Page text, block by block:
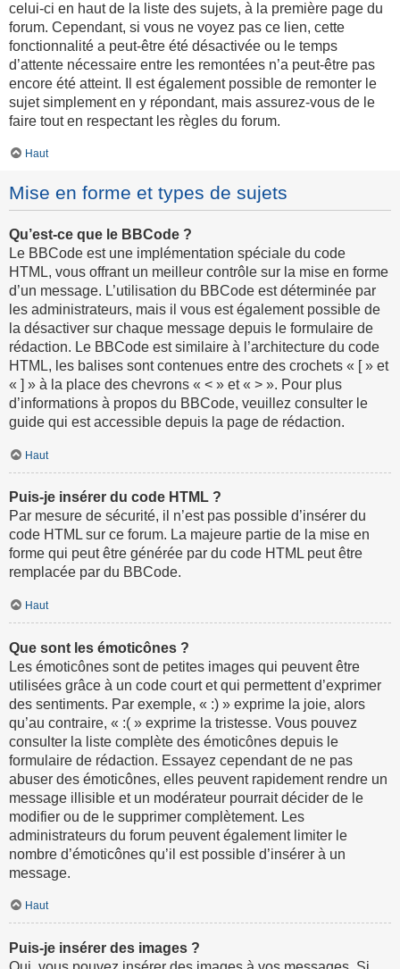
celui-ci en haut de la liste des sujets, à la première page du
forum. Cependant, si vous ne voyez pas ce lien, cette
fonctionnalité a peut-être été désactivée ou le temps
d’attente nécessaire entre les remontées n’a peut-être pas
encore été atteint. Il est également possible de remonter le
sujet simplement en y répondant, mais assurez-vous de le
faire tout en respectant les règles du forum.
Haut
Mise en forme et types de sujets
Qu’est-ce que le BBCode ?
Le BBCode est une implémentation spéciale du code
HTML, vous offrant un meilleur contrôle sur la mise en forme
d’un message. L’utilisation du BBCode est déterminée par
les administrateurs, mais il vous est également possible de
la désactiver sur chaque message depuis le formulaire de
rédaction. Le BBCode est similaire à l’architecture du code
HTML, les balises sont contenues entre des crochets « [ » et
« ] » à la place des chevrons « < » et « > ». Pour plus
d’informations à propos du BBCode, veuillez consulter le
guide qui est accessible depuis la page de rédaction.
Haut
Puis-je insérer du code HTML ?
Par mesure de sécurité, il n’est pas possible d’insérer du
code HTML sur ce forum. La majeure partie de la mise en
forme qui peut être générée par du code HTML peut être
remplacée par du BBCode.
Haut
Que sont les émoticônes ?
Les émoticônes sont de petites images qui peuvent être
utilisées grâce à un code court et qui permettent d’exprimer
des sentiments. Par exemple, « :) » exprime la joie, alors
qu’au contraire, « :( » exprime la tristesse. Vous pouvez
consulter la liste complète des émoticônes depuis le
formulaire de rédaction. Essayez cependant de ne pas
abuser des émoticônes, elles peuvent rapidement rendre un
message illisible et un modérateur pourrait décider de le
modifier ou de le supprimer complètement. Les
administrateurs du forum peuvent également limiter le
nombre d’émoticônes qu’il est possible d’insérer à un
message.
Haut
Puis-je insérer des images ?